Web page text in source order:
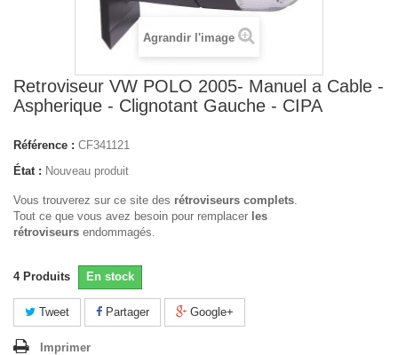
Agrandir l'image
Retroviseur VW POLO 2005- Manuel a Cable -
Aspherique - Clignotant Gauche - CIPA
Référence : CF341121
État : Nouveau produit
Vous trouverez sur ce site des rétroviseurs complets.
Tout ce que vous avez besoin pour remplacer les
rétroviseurs endommagés.
4 Produits En stock
Tweet Partager Google+
Imprimer